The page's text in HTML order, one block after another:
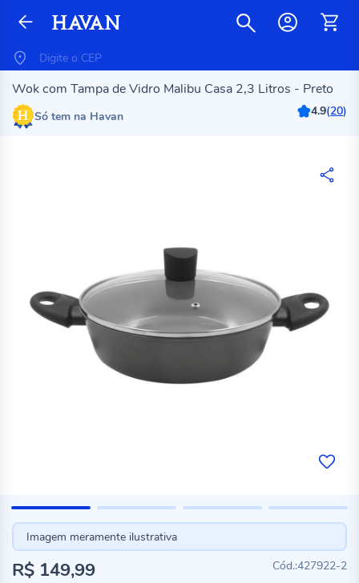
Wok com Tampa de Vidro Malibu Casa 2,3 Litros - Preto
Só tem na Havan 4.9(20)
Imagem meramente ilustrativa
427922-2
R$ 149,99